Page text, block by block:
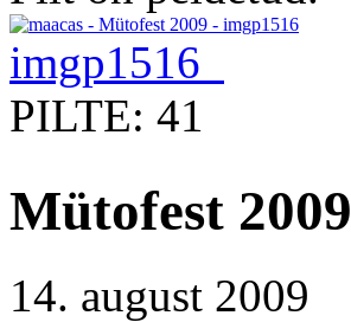
imgp1516
PILTE: 41
Mütofest 2009
14. august 2009